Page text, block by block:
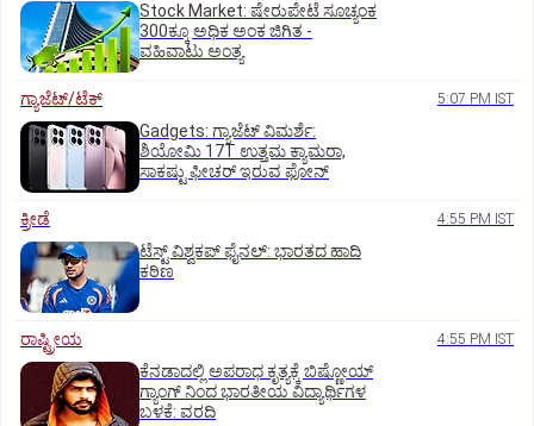
Stock Market: ಷೇರುಪೇಟೆ ಸೂಚ್ಯಂಕ
300ಕ್ಕೂ ಅಧಿಕ ಅಂಕ ಜಿಗಿತ -
ವಹಿವಾಟು ಅಂತ್ಯ
ಗ್ಯಾಜೆಟ್/ಟೆಕ್ 5:07 PM IST
Gadgets: ಗ್ಯಾಜೆಟ್ ವಿಮರ್ಶೆ:
ಶಿಯೋಮಿ 17T ಉತ್ತಮ ಕ್ಯಾಮರಾ,
ಸಾಕಷ್ಟು ಫೀಚರ್ ಇರುವ ಫೋನ್
ಕ್ರೀಡೆ 4:55 PM IST
ಟೆಸ್ಟ್ ವಿಶ್ವಕಪ್‌ ಫೈನಲ್‌: ಭಾರತದ ಹಾದಿ
ಕಠಿಣ
ರಾಷ್ಟ್ರೀಯ 4:55 PM IST
ಕೆನಡಾದಲ್ಲಿ ಅಪರಾಧ ಕೃತ್ಯಕ್ಕೆ ಬಿಷ್ಣೋಯ್
ಗ್ಯಾಂಗ್ ನಿಂದ ಭಾರತೀಯ ವಿದ್ಯಾರ್ಥಿಗಳ
ಬಳಕೆ: ವರದಿ